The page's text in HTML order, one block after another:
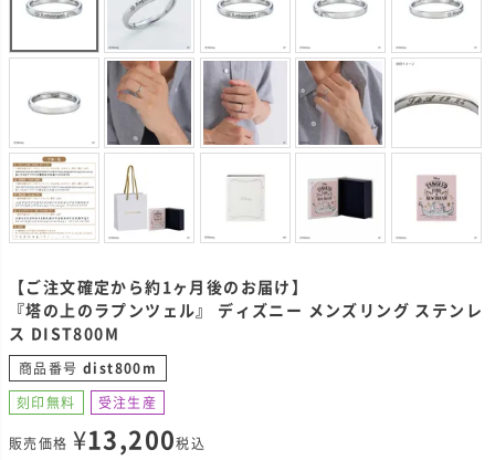
【ご注文確定から約1ヶ月後のお届け】
『塔の上のラプンツェル』 ディズニー メンズリング ステンレ
ス DIST800M
商品番号 dist800m
刻印無料 受注生産
販売価格 ¥13,200税込